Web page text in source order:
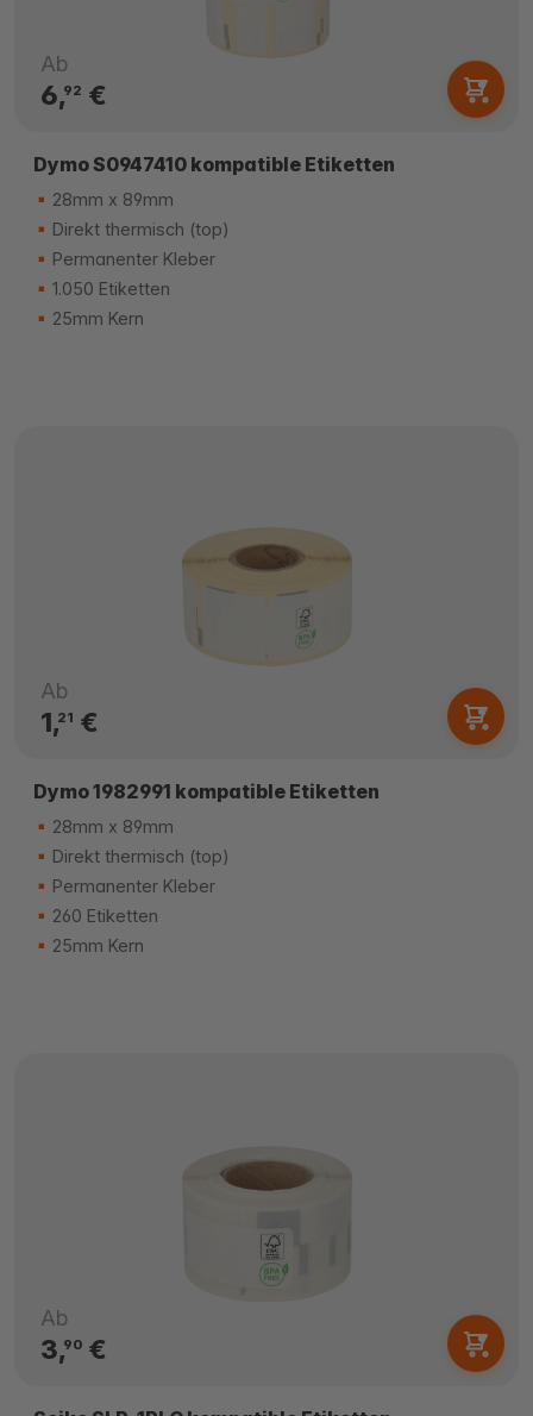
Ab
6,92 €
Dymo S0947410 kompatible Etiketten
28mm x 89mm
Direkt thermisch (top)
Permanenter Kleber
1.050 Etiketten
25mm Kern
Ab
1,21 €
Dymo 1982991 kompatible Etiketten
28mm x 89mm
Direkt thermisch (top)
Permanenter Kleber
260 Etiketten
25mm Kern
Ab
3,90€